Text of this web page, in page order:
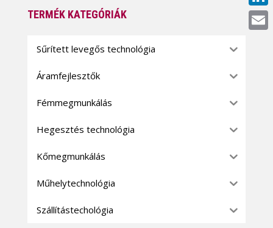
TERMÉK KATEGÓRIÁK
Sűrített levegős technológia
Áramfejlesztők
Fémmegmunkálás
Hegesztés technológia
Kőmegmunkálás
Műhelytechnológia
Szállítástechológia